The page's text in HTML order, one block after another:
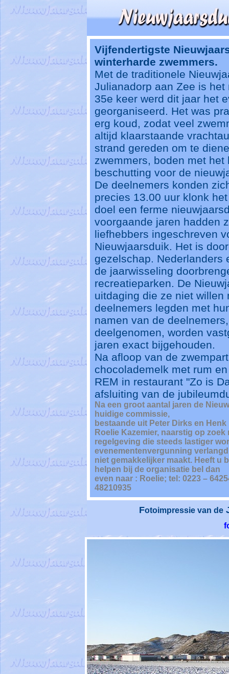
Vijfendertigste
winterharde zwemmers.
Met de traditionele
Julianadorp aan Zee is
35e keer werd dit jaar het
georganiseerd. Het was
erg koud, zodat veel
altijd klaarstaande
strand gereden om te
zwemmers, boden met
beschutting voor de
De deelnemers konden
precies 13.00 uur klonk
doel een ferme
voorgaande jaren hadden
liefhebbers ingeschreven
Nieuwjaarsduik. Het is
gezelschap. Nederlanders
de jaarwisseling
recreatieparken. De
uitdaging die ze niet
deelnemers legden met
namen van de
deelgenomen, worden
jaren exact bijgehouden.
Na afloop van de
chocolademelk met rum
REM in restaurant "Zo is
afsluiting van de
Na een groot aantal jaren de
huidige commissie,
bestaande uit Peter Dirks en
Roelie Kazemier, naarstig op
regelgeving die steeds lastiger
evenementenvergunning
niet gemakkelijker maakt. Heeft u
helpen bij de organisatie bel dan
even naar : Roelie; tel: 0223 –
48210935
Fotoimpressie van de